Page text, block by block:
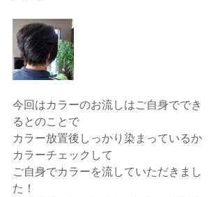
今回はカラーのお流しはご自身ででき
るとのことで
カラー放置後しっかり染まっているか
カラーチェックして
ご自身でカラーを流していただきまし
た！